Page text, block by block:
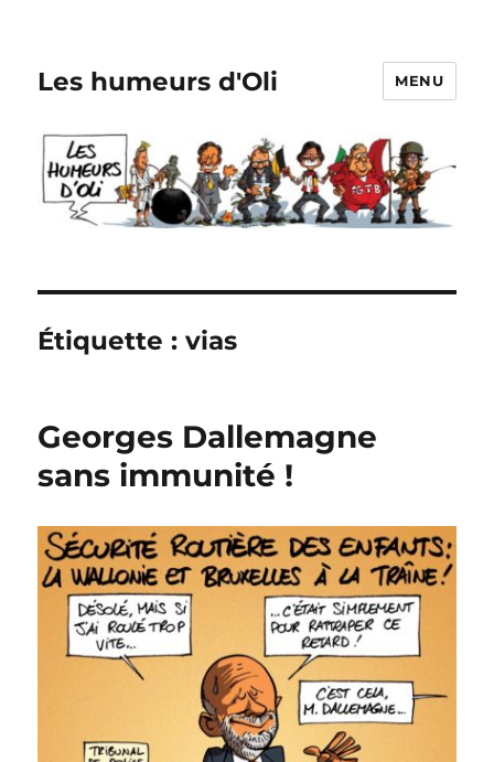
Les humeurs d'Oli MENU
Étiquette :vias
Georges Dallemagne
sans immunité !